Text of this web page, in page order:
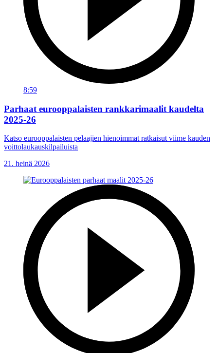
8:59
Parhaat eurooppalaisten rankkarimaalit kaudelta
2025-26
Katso eurooppalaisten pelaajien hienoimmat ratkaisut viime kauden
voittolaukauskilpailuista
21. heinä 2026